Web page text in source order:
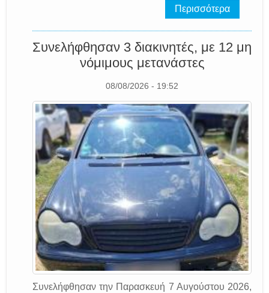
Περισσότερα
Συνελήφθησαν 3 διακινητές, με 12 μη
νόμιμους μετανάστες
08/08/2026 - 19:52
Συνελήφθησαν την Παρασκευή 7 Αυγούστου 2026,